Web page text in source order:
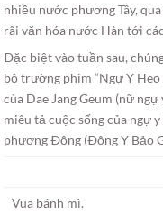
nhiều nước phương Tây,
rãi văn hóa nước Hàn tới
Ðặc biệt vào tuần sau,
bộ trường phim “Ngự Y Heo
của Dae Jang Geum (nữ
miêu tả cuộc sống của ngự
phương Ðông (Ðông Y Bảo
Vua bánh mì.